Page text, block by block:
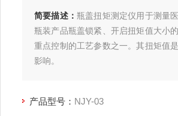
简要描述： 瓶盖扭矩测定仪用于测量
瓶装产品瓶盖锁紧、开启扭矩值大小
重点控制的工艺参数之一。其扭矩值
影响。
产品型号： NJY-03